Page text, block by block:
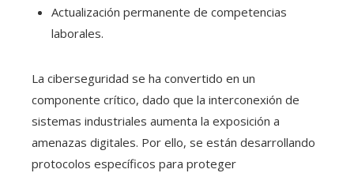
Actualización permanente de competencias
laborales.
La ciberseguridad se ha convertido en un
componente crítico, dado que la interconexión de
sistemas industriales aumenta la exposición a
amenazas digitales. Por ello, se están desarrollando
protocolos específicos para proteger